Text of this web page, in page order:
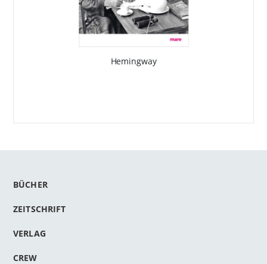
Hemingway
BÜCHER
ZEITSCHRIFT
VERLAG
CREW